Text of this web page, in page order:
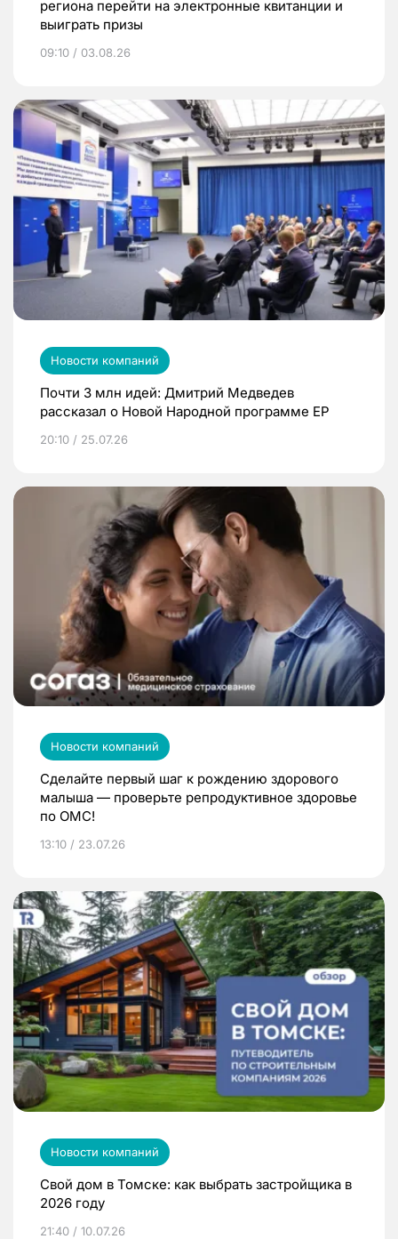
региона перейти на электронные квитанции и
выиграть призы
09:10 / 03.08.26
Новости компаний
Почти 3 млн идей: Дмитрий Медведев
рассказал о Новой Народной программе ЕР
20:10 / 25.07.26
Новости компаний
Сделайте первый шаг к рождению здорового
малыша — проверьте репродуктивное здоровье
по ОМС!
13:10 / 23.07.26
Новости компаний
Свой дом в Томске: как выбрать застройщика в
2026 году
21:40 / 10.07.26